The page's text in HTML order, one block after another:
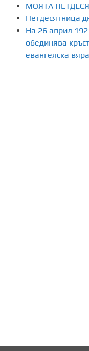
МОЯТА
Петдесятница
На 26 април
обединява
евангелска